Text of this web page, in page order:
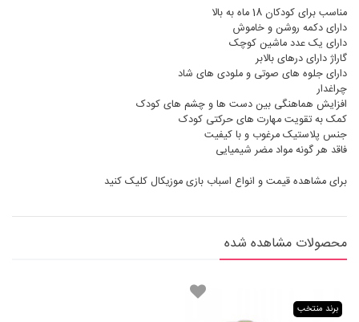
مناسب برای کودکان 18 ماه به بالا
دارای دکمه روشن و خاموش
دارای یک عدد ماشین کوچک
گاراژ دارای درهای بالابر
دارای جلوه های صوتی و ملودی های شاد
چراغدار
افزایش هماهنگی بین دست ها و چشم های کودک
کمک به تقویت مهارت های حرکتی کودک
جنس پلاستیک مرغوب و با کیفیت
فاقد هر گونه مواد مضر شیمیایی
برای مشاهده قیمت و انواع اسباب بازی موزیکال کلیک کنید
محصولات مشاهده شده
برند منتخب